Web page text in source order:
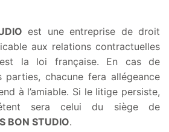
est une entreprise de droit
aux relations contractuelles
la loi française. En cas de
parties, chacune fera allégeance
à l’amiable. Si le litige persiste,
sera celui du siège de
BON STUDIO.